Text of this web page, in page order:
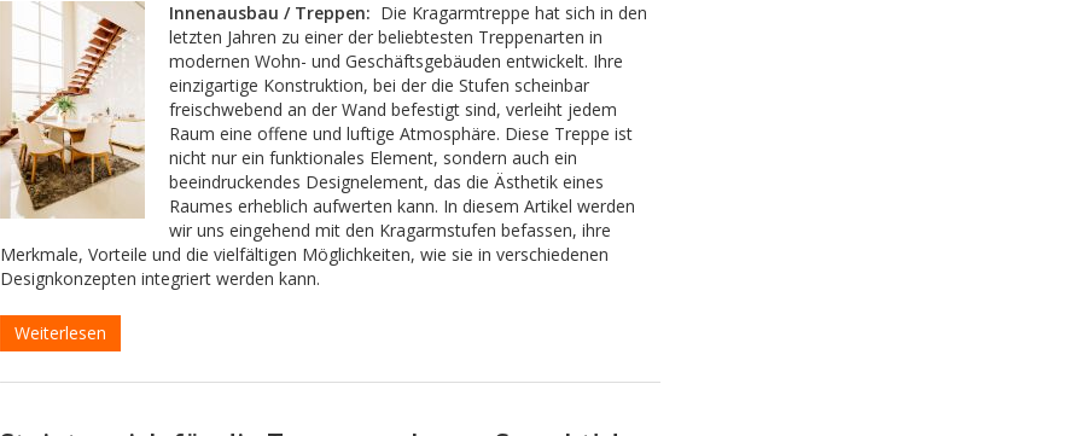
Innenausbau / Treppen: Die Kragarmtreppe hat sich in den
letzten Jahren zu einer der beliebtesten Treppenarten in
modernen Wohn- und Geschäftsgebäuden entwickelt. Ihre
einzigartige Konstruktion, bei der die Stufen scheinbar
freischwebend an der Wand befestigt sind, verleiht jedem
Raum eine offene und luftige Atmosphäre. Diese Treppe ist
nicht nur ein funktionales Element, sondern auch ein
beeindruckendes Designelement, das die Ästhetik eines
Raumes erheblich aufwerten kann. In diesem Artikel werden
wir uns eingehend mit den Kragarmstufen befassen, ihre
Merkmale, Vorteile und die vielfältigen Möglichkeiten, wie sie in verschiedenen
Designkonzepten integriert werden kann.
Weiterlesen